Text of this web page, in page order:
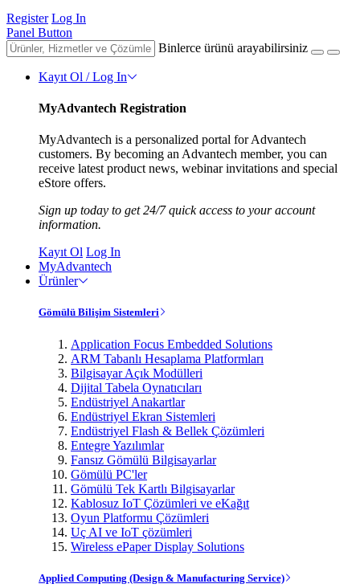
Register Log In
Panel Button
Binlerce ürünü arayabilirsiniz
Kayıt Ol / Log In
MyAdvantech Registration
MyAdvantech is a personalized portal for Advantech
customers. By becoming an Advantech member, you can
receive latest product news, webinar invitations and special
eStore offers.
Sign up today to get 24/7 quick access to your account
information.
Kayıt Ol Log In
MyAdvantech
Ürünler
Gömülü Bilişim Sistemleri
Application Focus Embedded Solutions
ARM Tabanlı Hesaplama Platformları
Bilgisayar Açık Modülleri
Dijital Tabela Oynatıcıları
Endüstriyel Anakartlar
Endüstriyel Ekran Sistemleri
Endüstriyel Flash & Bellek Çözümleri
Entegre Yazılımlar
Fansız Gömülü Bilgisayarlar
Gömülü PC'ler
Gömülü Tek Kartlı Bilgisayarlar
Kablosuz IoT Çözümleri ve eKağıt
Oyun Platformu Çözümleri
Uç AI ve IoT çözümleri
Wireless ePaper Display Solutions
Applied Computing (Design & Manufacturing Service)